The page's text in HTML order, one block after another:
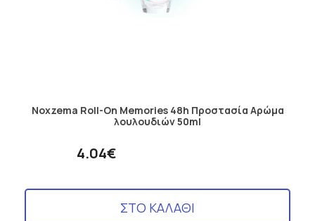
Noxzema Roll-On Memories 48h Προστασία Αρώμα
λουλουδιών 50ml
4.04€
ΣΤΟ ΚΑΛΑΘΙ